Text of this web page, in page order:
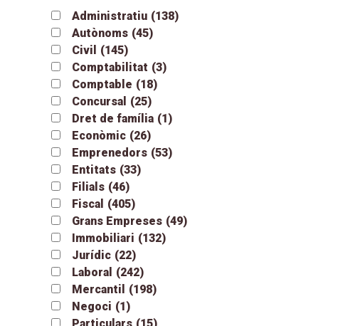
Administratiu (138)
Autònoms (45)
Civil
(145)
Comptabilitat (3)
Comptable (18)
Concursal (25)
Dret de família (1)
Econòmic (26)
Emprenedors (53)
Entitats (33)
Filials (46)
Fiscal (405)
Grans Empreses (49)
Immobiliari (132)
Jurídic (22)
Laboral (242)
Mercantil
(198)
Negoci (1)